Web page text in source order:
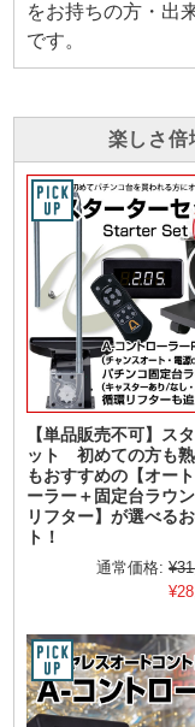
をお持ちの方・出
です。
楽しさ倍
【単品販売不可】ス
ット 初めての方も
もおすすめの【オー
ーラー＋固定台ラウ
リフター】が選べる
ト！
通常価格: